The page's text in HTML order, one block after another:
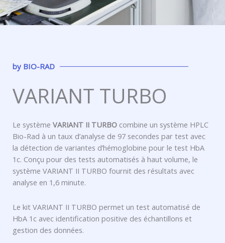
by BIO-RAD
VARIANT TURBO
Le système VARIANT II TURBO combine un système HPLC
Bio-Rad à un taux d’analyse de 97 secondes par test avec
la détection de variantes d’hémoglobine pour le test HbA
1c. Conçu pour des tests automatisés à haut volume, le
système VARIANT II TURBO fournit des résultats avec
analyse en 1,6 minute.
Le kit VARIANT II TURBO permet un test automatisé de
HbA 1c avec identification positive des échantillons et
gestion des données.